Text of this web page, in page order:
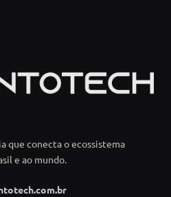
que conecta o ecossistema
e ao mundo.